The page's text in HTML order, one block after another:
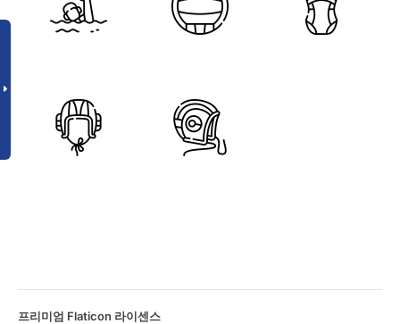
프리미엄 Flaticon 라이센스